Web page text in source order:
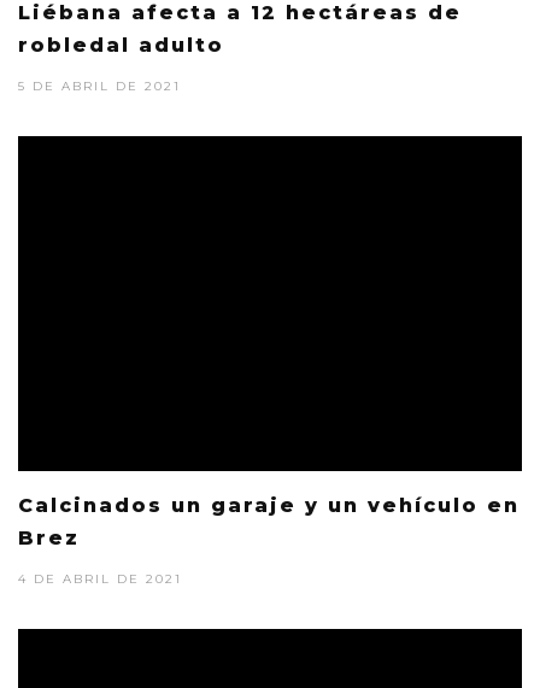
Liébana afecta a 12 hectáreas de
robledal adulto
5 DE ABRIL DE 2021
Calcinados un garaje y un vehículo en
Brez
4 DE ABRIL DE 2021